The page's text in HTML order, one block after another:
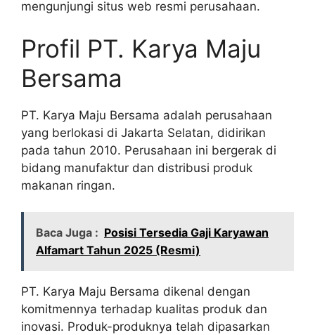
mengunjungi situs web resmi perusahaan.
Profil PT. Karya Maju
Bersama
PT. Karya Maju Bersama adalah perusahaan
yang berlokasi di Jakarta Selatan, didirikan
pada tahun 2010. Perusahaan ini bergerak di
bidang manufaktur dan distribusi produk
makanan ringan.
Baca Juga : Posisi Tersedia Gaji Karyawan
Alfamart Tahun 2025 (Resmi)
PT. Karya Maju Bersama dikenal dengan
komitmennya terhadap kualitas produk dan
inovasi. Produk-produknya telah dipasarkan